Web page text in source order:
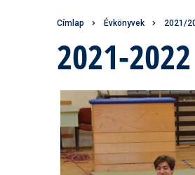
Morzsa
Címlap Évkönyvek 2021/
2021-2022